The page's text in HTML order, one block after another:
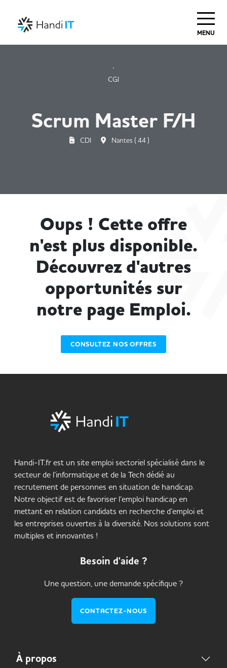
MENU
CGI
Scrum Master F/H
CDI Nantes ( 44 )
Oups ! Cette offre
n'est plus disponible.
Découvrez d'autres
opportunités sur
notre page Emploi.
CONSULTEZ NOS OFFRES
Handi-IT.fr est un site emploi sectoriel spécialisé dans le
secteur de l’informatique et de la Tech dédié au
recrutement de personnes en situation de handicap.
Notre objectif est de favoriser l’emploi handicap en
mettant en relation candidats en recherche d’emploi et
les entreprises ouvertes à la diversité. Nos solutions sont
multiples et innovantes !
Besoin d'aide ?
Une question, une demande spécifique ?
CONTACTEZ-NOUS
À propos